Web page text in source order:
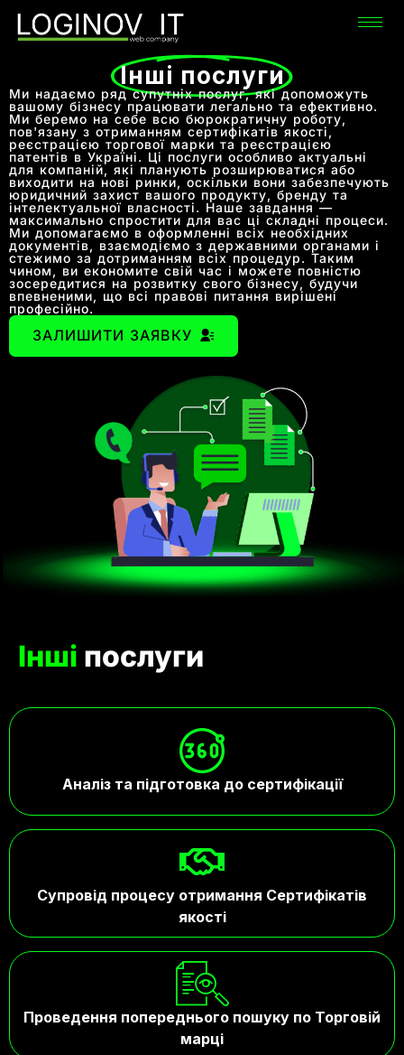
Інші послуги
Ми надаємо ряд супутніх послуг, які допоможуть
вашому бізнесу працювати легально та ефективно.
Ми беремо на себе всю бюрократичну роботу,
пов'язану з отриманням сертифікатів якості,
реєстрацією торгової марки та реєстрацією
патентів в Україні. Ці послуги особливо актуальні
для компаній, які планують розширюватися або
виходити на нові ринки, оскільки вони забезпечують
юридичний захист вашого продукту, бренду та
інтелектуальної власності. Наше завдання —
максимально спростити для вас ці складні процеси.
Ми допомагаємо в оформленні всіх необхідних
документів, взаємодіємо з державними органами і
стежимо за дотриманням всіх процедур. Таким
чином, ви економите свій час і можете повністю
зосередитися на розвитку свого бізнесу, будучи
впевненими, що всі правові питання вирішені
професійно.
ЗАЛИШИТИ ЗАЯВКУ
Інші послуги
Аналіз та підготовка до сертифікації
Супровід процесу отримання Сертифікатів
якості
Проведення попереднього пошуку по Торговій
марці